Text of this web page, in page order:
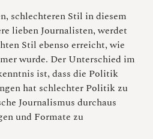
schlechteren Stil in diesem
lieben Journalisten, werdet
Stil ebenso erreicht, wie
wurde. Der Unterschied im
ist, dass die Politik
hat schlechter Politik zu
Journalismus durchaus
und Formate zu